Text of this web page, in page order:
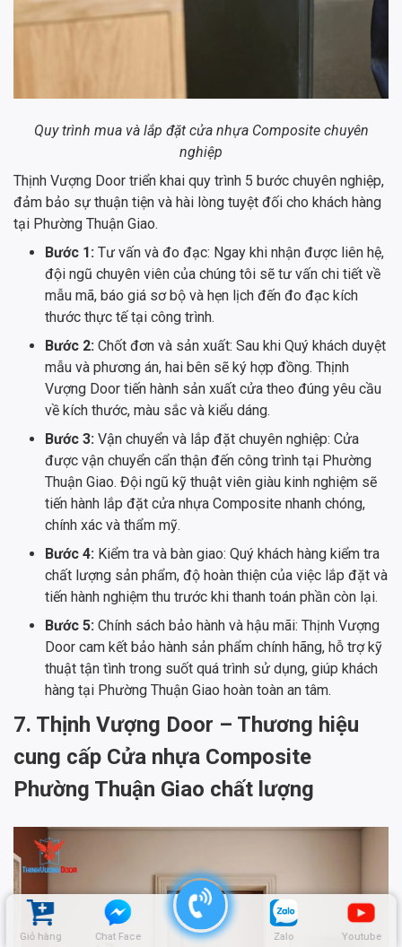
Giỏ hàng Chat Face Zalo Youtube
Quy trình mua và lắp đặt cửa nhựa Composite chuyên
nghiệp
Thịnh Vượng Door triển khai quy trình 5 bước chuyên nghiệp,
đảm bảo sự thuận tiện và hài lòng tuyệt đối cho khách hàng
tại Phường Thuận Giao.
Bước 1: Tư vấn và đo đạc: Ngay khi nhận được liên hệ,
đội ngũ chuyên viên của chúng tôi sẽ tư vấn chi tiết về
mẫu mã, báo giá sơ bộ và hẹn lịch đến đo đạc kích
thước thực tế tại công trình.
Bước 2: Chốt đơn và sản xuất: Sau khi Quý khách duyệt
mẫu và phương án, hai bên sẽ ký hợp đồng. Thịnh
Vượng Door tiến hành sản xuất cửa theo đúng yêu cầu
về kích thước, màu sắc và kiểu dáng.
Bước 3: Vận chuyển và lắp đặt chuyên nghiệp: Cửa
được vận chuyển cẩn thận đến công trình tại Phường
Thuận Giao. Đội ngũ kỹ thuật viên giàu kinh nghiệm sẽ
tiến hành lắp đặt cửa nhựa Composite nhanh chóng,
chính xác và thẩm mỹ.
Bước 4: Kiểm tra và bàn giao: Quý khách hàng kiểm tra
chất lượng sản phẩm, độ hoàn thiện của việc lắp đặt và
tiến hành nghiệm thu trước khi thanh toán phần còn lại.
Bước 5: Chính sách bảo hành và hậu mãi: Thịnh Vượng
Door cam kết bảo hành sản phẩm chính hãng, hỗ trợ kỹ
thuật tận tình trong suốt quá trình sử dụng, giúp khách
hàng tại Phường Thuận Giao hoàn toàn an tâm.
7. Thịnh Vượng Door – Thương hiệu
cung cấp Cửa nhựa Composite
Phường Thuận Giao chất lượng